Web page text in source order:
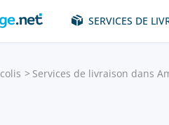
SERVICES DE
Services de livraison dans